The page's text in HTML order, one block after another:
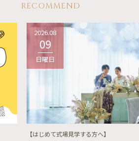
RECOMMEND
2026.08
09
日曜日
【はじめて式場見学する方へ】